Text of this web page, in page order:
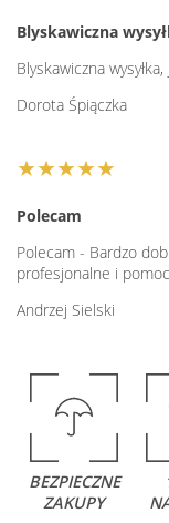
Blyskawiczna
Blyskawiczna
Dorota Śpiączka
★★★★★
Polecam
Polecam - Bardzo
profesjonalne i
Andrzej Sielski
BEZPIECZNE
ZAKUPY